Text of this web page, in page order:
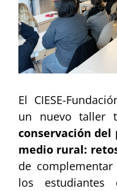
El CIESE-
un nuevo taller
conservación
medio rural:
de
los